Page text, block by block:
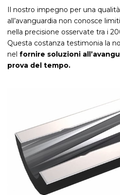
Il nostro impegno per una
all’avanguardia non conosce
nella precisione osservate tra i
Questa costanza testimonia la
nel fornire soluzioni
prova del tempo.